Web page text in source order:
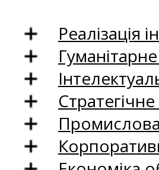
Реалізація